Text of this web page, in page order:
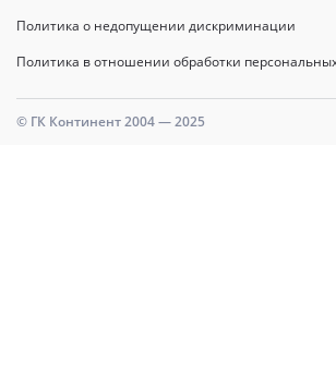
Политика о недопущении дискриминации
Политика в отношении обработки
© ГК Континент 2004 — 2025